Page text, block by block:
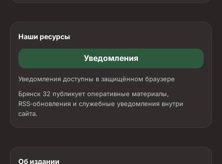
Наши ресурсы
Уведомления
Уведомления доступны в защищённом браузере
Брянск 32 публикует оперативные материалы,
RSS‑обновления и служебные уведомления внутри
сайта.
Об издании